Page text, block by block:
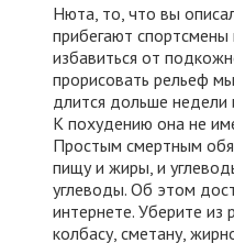
Нюта, то, что вы
прибегают
избавиться от
прорисовать рельеф
длится дольше
К похудению она не
Простым смертным
пищу и жиры, и
углеводы. Об этом
интернете. Уберите из
колбасу, сметану,